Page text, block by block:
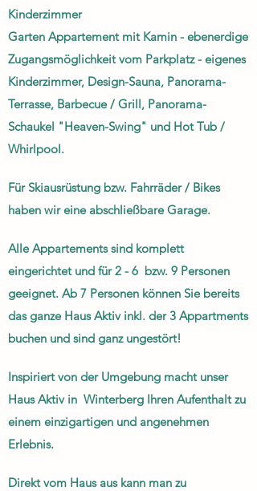
Kinderzimmer
Garten Appartement mit Kamin - ebenerdige
Zugangsmöglichkeit vom Parkplatz - eigenes
Kinderzimmer, Design-Sauna, Panorama-
Terrasse, Barbecue / Grill, Panorama-
Schaukel "Heaven-Swing" und Hot Tub /
Whirlpool.
Für Skiausrüstung bzw. Fahrräder / Bikes
haben wir eine abschließbare Garage.
Alle Appartements sind komplett
eingerichtet und für 2 - 6 bzw. 9 Personen
geeignet. Ab 7 Personen können Sie bereits
das ganze Haus Aktiv inkl. der 3 Appartments
buchen und sind ganz ungestört!
Inspiriert von der Umgebung macht unser
Haus Aktiv in Winterberg Ihren Aufenthalt zu
einem einzigartigen und angenehmen
Erlebnis.
Direkt vom Haus aus kann man zu